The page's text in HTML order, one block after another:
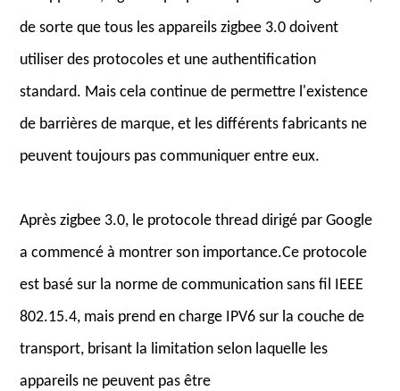
de sorte que tous les appareils zigbee 3.0 doivent
utiliser des protocoles et une authentification
standard. Mais cela continue de permettre l'existence
de barrières de marque, et les différents fabricants ne
peuvent toujours pas communiquer entre eux.
Après zigbee 3.0, le protocole thread dirigé par Google
a commencé à montrer son importance.Ce protocole
est basé sur la norme de communication sans fil IEEE
802.15.4, mais prend en charge IPV6 sur la couche de
transport, brisant la limitation selon laquelle les
appareils ne peuvent pas être